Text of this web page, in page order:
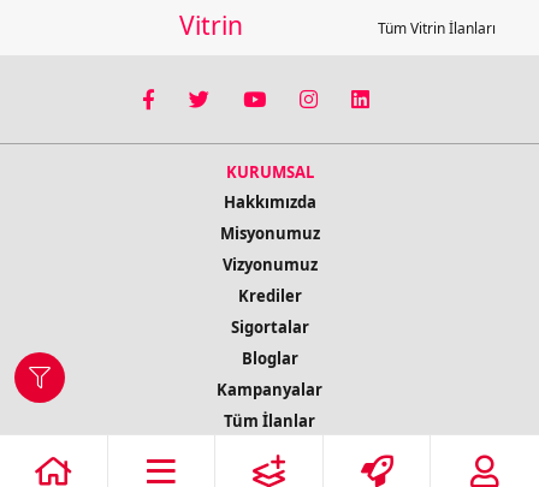
Vitrin Tüm Vitrin İlanları
KURUMSAL
Hakkımızda
Misyonumuz
Vizyonumuz
Krediler
Sigortalar
Bloglar
Kampanyalar
Tüm İlanlar
İletişim Bilgileri